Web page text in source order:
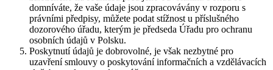
domníváte, že vaše údaje jsou zpracovávány v rozporu s
právními předpisy, můžete podat stížnost u příslušného
dozorového úřadu, kterým je předseda Úřadu pro ochranu
osobních údajů v Polsku.
Poskytnutí údajů je dobrovolné, je však nezbytné pro
uzavření smlouvy o poskytování informačních a vzdělávacích